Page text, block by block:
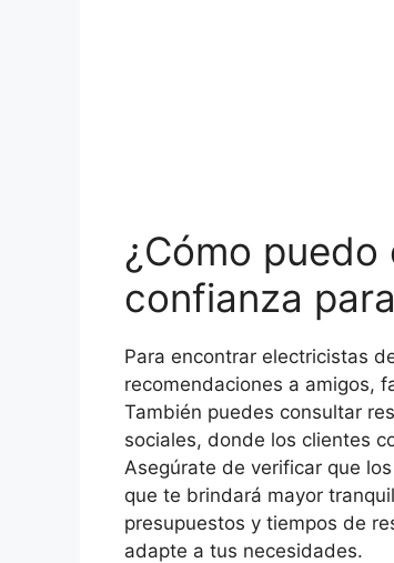
¿Cómo
confianza
Para encontrar electricistas
recomendaciones a amigos,
También puedes consultar
sociales, donde los clientes
Asegúrate de verificar que
que te brindará mayor
presupuestos y tiempos de
adapte a tus necesidades.